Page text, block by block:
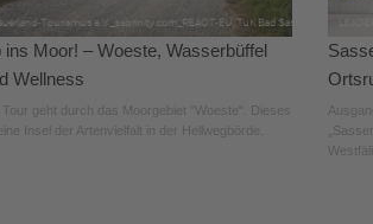
ins Moor! – Woeste, Wasserbüffel
Wellness
Tour geht durch das Moorgebiet "Woeste". Dieses
eine Insel der Artenvielfalt in der Hellwegbörde.